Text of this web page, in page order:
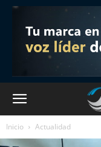
Inicio Actualidad